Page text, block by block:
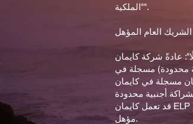
"الملكية".
الشريك العام المؤهل
عادةً شركة كايمان
محدودة) مسجلة في
مسجلة في كايمان
قد تعمل كايمان ELP نفسها كشريك عام مؤهل بشرط أن يكون لها بدورها شريك عام
مؤهل.